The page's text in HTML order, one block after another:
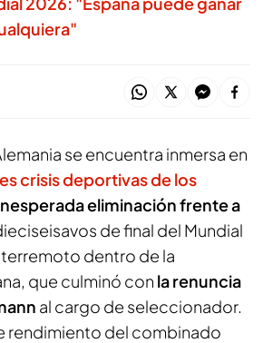
se encuentra inmersa en
crisis deportivas de los
eliminación frente a
de final del Mundial
dentro de la
que culminó con la renuncia
al cargo de seleccionador.
rendimiento del combinado